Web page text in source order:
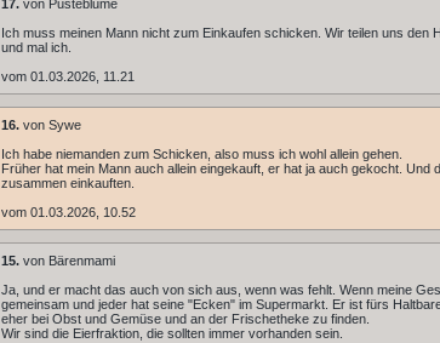
17. von Pusteblume
Ich muss meinen Mann nicht zum Einkaufen schicken. Wir teilen uns den
und mal ich.
vom 01.03.2026, 11.21
16. von Sywe
Ich habe niemanden zum Schicken, also muss ich wohl allein gehen.
Früher hat mein Mann auch allein eingekauft, er hat ja auch gekocht. Und
zusammen einkauften.
vom 01.03.2026, 10.52
15. von Bärenmami
Ja, und er macht das auch von sich aus, wenn was fehlt. Wenn meine
gemeinsam und jeder hat seine "Ecken" im Supermarkt. Er ist fürs
eher bei Obst und Gemüse und an der Frischetheke zu finden.
Wir sind die Eierfraktion, die sollten immer vorhanden sein.